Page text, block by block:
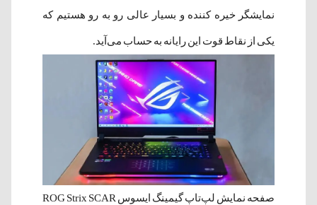
نمایشگر خیره کننده و بسیار عالی رو به رو هستیم که
یکی از نقاط قوت این رایانه به حساب می‌آید.
صفحه نمایش لپ‌تاپ گیمینگ ایسوس ROG Strix SCAR